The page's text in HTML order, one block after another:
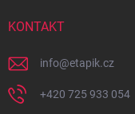
KONTAKT
info@etapik.cz
+420 725 933 054